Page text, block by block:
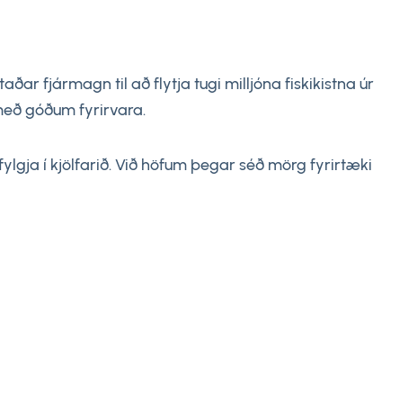
fjármagn til að flytja tugi milljóna fiskikistna úr
góðum fyrirvara.
í kjölfarið. Við höfum þegar séð mörg fyrirtæki